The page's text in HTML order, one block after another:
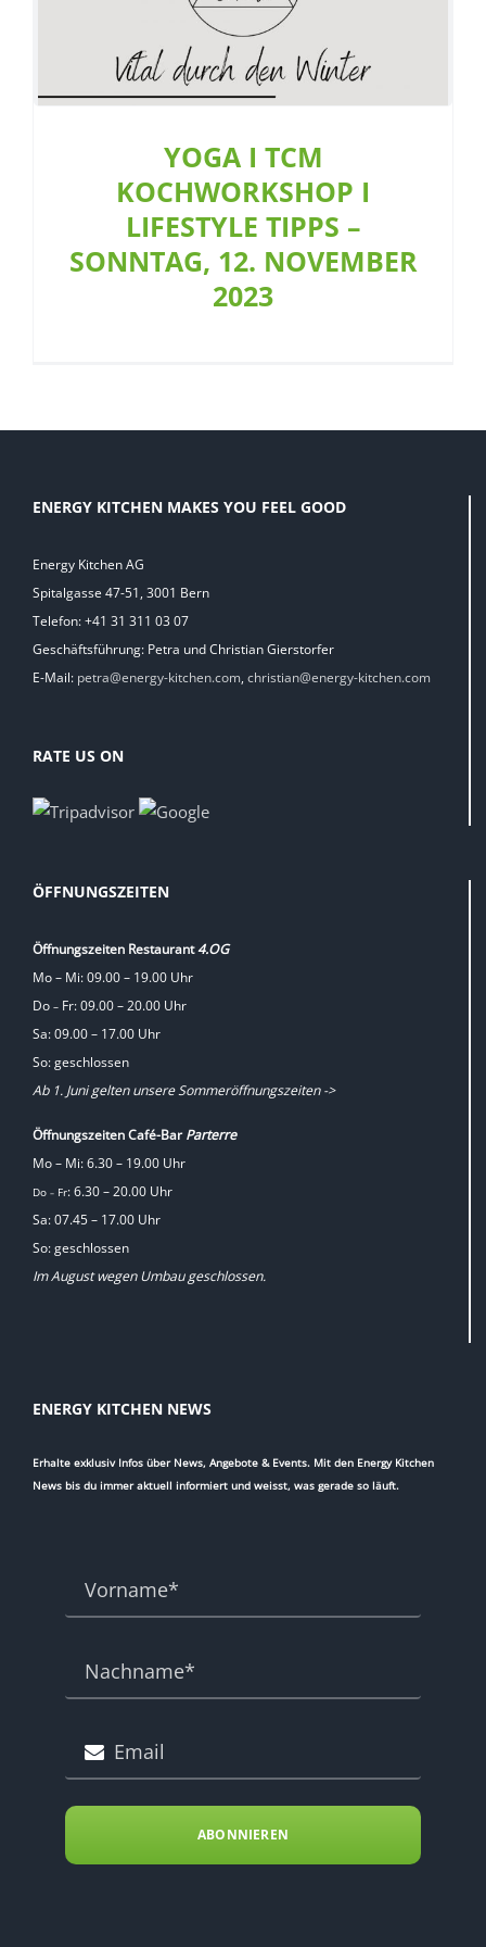
YOGA I TCM
KOCHWORKSHOP I
LIFESTYLE TIPPS –
SONNTAG, 12. NOVEMBER
2023
ENERGY KITCHEN MAKES YOU FEEL GOOD
Energy Kitchen AG
Spitalgasse 47-51, 3001 Bern
Telefon: +41 31 311 03 07
Geschäftsführung: Petra und Christian Gierstorfer
E-Mail: petra@energy-kitchen.com, christian@energy-kitchen.com
RATE US ON
ÖFFNUNGSZEITEN
Öffnungszeiten Restaurant4.OG
Mo – Mi: 09.00 – 19.00 Uhr
Do – Fr: 09.00 – 20.00 Uhr
Sa: 09.00 – 17.00 Uhr
So: geschlossen
Ab 1. Juni gelten unsere Sommeröffnungszeiten ->
Öffnungszeiten Café-BarParterre
Mo – Mi: 6.30 – 19.00 Uhr
Do – Fr: 6.30 – 20.00 Uhr
Sa: 07.45 – 17.00 Uhr
So: geschlossen
Im August wegen Umbau geschlossen.
ENERGY KITCHEN NEWS
Erhalte exklusiv Infos über News, Angebote & Events. Mit den Energy Kitchen
News bis du immer aktuell informiert und weisst, was gerade so läuft.
ABONNIEREN